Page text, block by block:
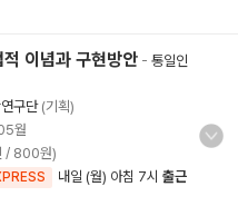
이념과 구현방안 - 통일인
구단(기획)
월
/ 800원)
내일 (월) 아침 7시 출근